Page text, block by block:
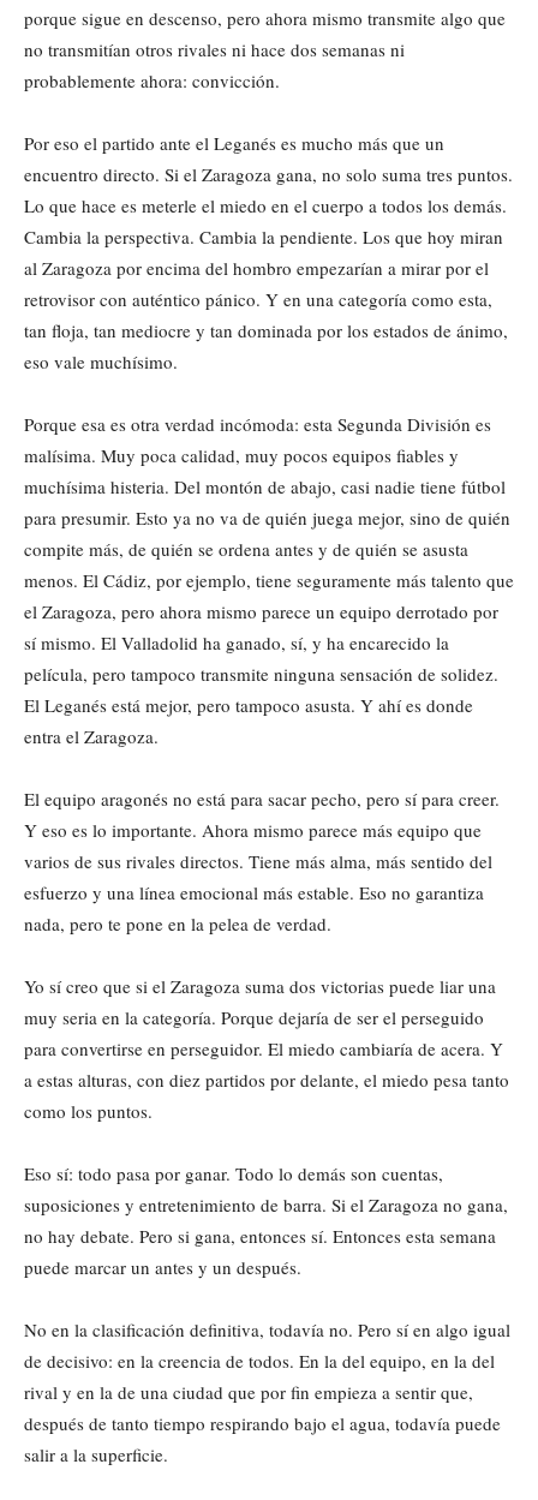
porque sigue en descenso, pero ahora mismo transmite algo que
no transmitían otros rivales ni hace dos semanas ni
probablemente ahora: convicción.
Por eso el partido ante el Leganés es mucho más que un
encuentro directo. Si el Zaragoza gana, no solo suma tres puntos.
Lo que hace es meterle el miedo en el cuerpo a todos los demás.
Cambia la perspectiva. Cambia la pendiente. Los que hoy miran
al Zaragoza por encima del hombro empezarían a mirar por el
retrovisor con auténtico pánico. Y en una categoría como esta,
tan floja, tan mediocre y tan dominada por los estados de ánimo,
eso vale muchísimo.
Porque esa es otra verdad incómoda: esta Segunda División es
malísima. Muy poca calidad, muy pocos equipos fiables y
muchísima histeria. Del montón de abajo, casi nadie tiene fútbol
para presumir. Esto ya no va de quién juega mejor, sino de quién
compite más, de quién se ordena antes y de quién se asusta
menos. El Cádiz, por ejemplo, tiene seguramente más talento que
el Zaragoza, pero ahora mismo parece un equipo derrotado por
sí mismo. El Valladolid ha ganado, sí, y ha encarecido la
película, pero tampoco transmite ninguna sensación de solidez.
El Leganés está mejor, pero tampoco asusta. Y ahí es donde
entra el Zaragoza.
El equipo aragonés no está para sacar pecho, pero sí para creer.
Y eso es lo importante. Ahora mismo parece más equipo que
varios de sus rivales directos. Tiene más alma, más sentido del
esfuerzo y una línea emocional más estable. Eso no garantiza
nada, pero te pone en la pelea de verdad.
Yo sí creo que si el Zaragoza suma dos victorias puede liar una
muy seria en la categoría. Porque dejaría de ser el perseguido
para convertirse en perseguidor. El miedo cambiaría de acera. Y
a estas alturas, con diez partidos por delante, el miedo pesa tanto
como los puntos.
Eso sí: todo pasa por ganar. Todo lo demás son cuentas,
suposiciones y entretenimiento de barra. Si el Zaragoza no gana,
no hay debate. Pero si gana, entonces sí. Entonces esta semana
puede marcar un antes y un después.
No en la clasificación definitiva, todavía no. Pero sí en algo igual
de decisivo: en la creencia de todos. En la del equipo, en la del
rival y en la de una ciudad que por fin empieza a sentir que,
después de tanto tiempo respirando bajo el agua, todavía puede
salir a la superficie.